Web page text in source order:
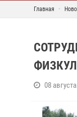
Главная
08